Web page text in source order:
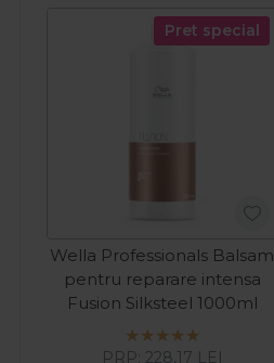
Pret special
Wella Professionals Balsam
pentru reparare intensa
Fusion Silksteel 1000ml
PRP: 228,17 LEI